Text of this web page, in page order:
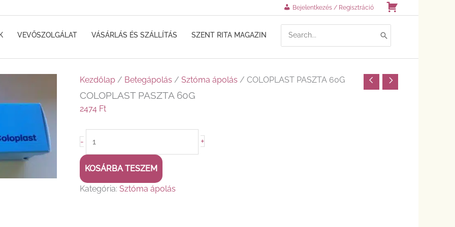
Bejelentkezés / Regisztráció
VEVŐSZOLGÁLAT VÁSÁRLÁS ÉS SZÁLLÍTÁS SZENT RITA MAGAZIN
FOR:
Kezdőlap/ Betegápolás / Sztóma ápolás / COLOPLAST PASZTA 60G
COLOPLAST PASZTA 60G
2474 Ft
-
COLOPLAST
PASZTA
60G
mennyiség
+
KOSÁRBA TESZEM
Kategória: Sztóma ápolás